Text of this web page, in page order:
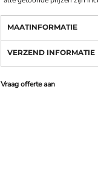
MAATINFORMATIE
VERZEND INFORMATIE
Vraag offerte aan